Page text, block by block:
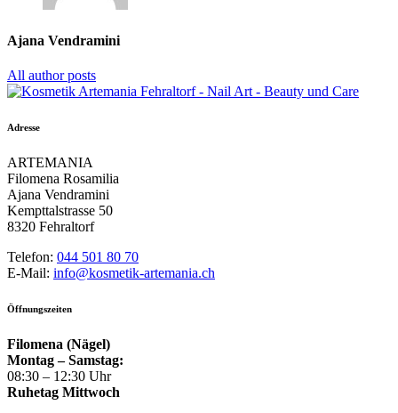
Ajana Vendramini
All author posts
Adresse
ARTEMANIA
Filomena Rosamilia
Ajana Vendramini
Kempttalstrasse 50
8320 Fehraltorf
Telefon: 044 501 80 70
E-Mail: info@kosmetik-artemania.ch
Öffnungszeiten
Filomena (Nägel)
Montag – Samstag:
08:30 – 12:30 Uhr
Ruhetag Mittwoch